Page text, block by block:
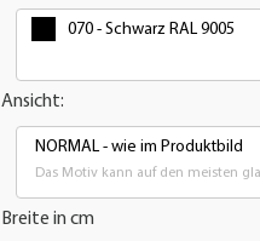
070 - Schwarz RAL 9005
Ansicht:
NORMAL - wie im Produktbild
Das Motiv kann auf den meisten
Breite in cm